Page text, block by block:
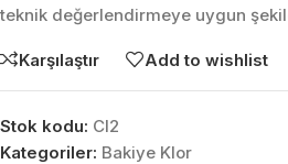
teknik değerlendirmeye uygun
Karşılaştır Add to wishlist
Stok kodu: CI2
Kategoriler: Bakiye Klor